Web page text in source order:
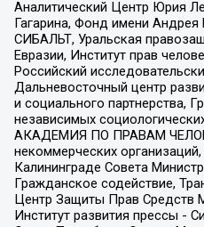
Аналитический Центр Юрия
Гагарина, Фонд имени
СИБАЛЬТ, Уральская
Евразии, Институт прав
Российский
Дальневосточный центр
и социального партнерства,
независимых
АКАДЕМИЯ ПО ПРАВАМ
некоммерческих
Калининграде Совета
Гражданское содействие,
Центр Защиты Прав Средств
Институт развития прессы -